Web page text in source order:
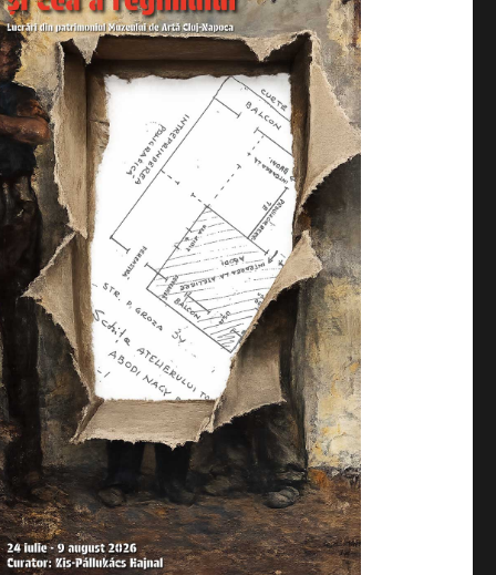
în perioada 24 iulie – 9 august 2026,